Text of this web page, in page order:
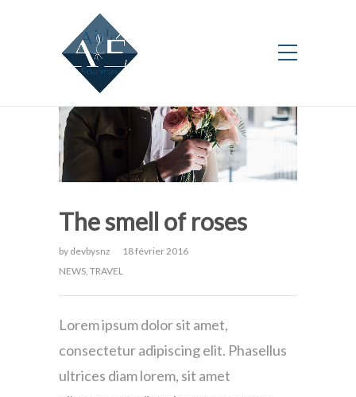
The smell of roses
by devbysnz
18 février 2016
NEWS TRAVEL
Lorem ipsum dolor sit amet,
consectetur adipiscing elit. Phasellus
ultrices diam lorem, sit amet